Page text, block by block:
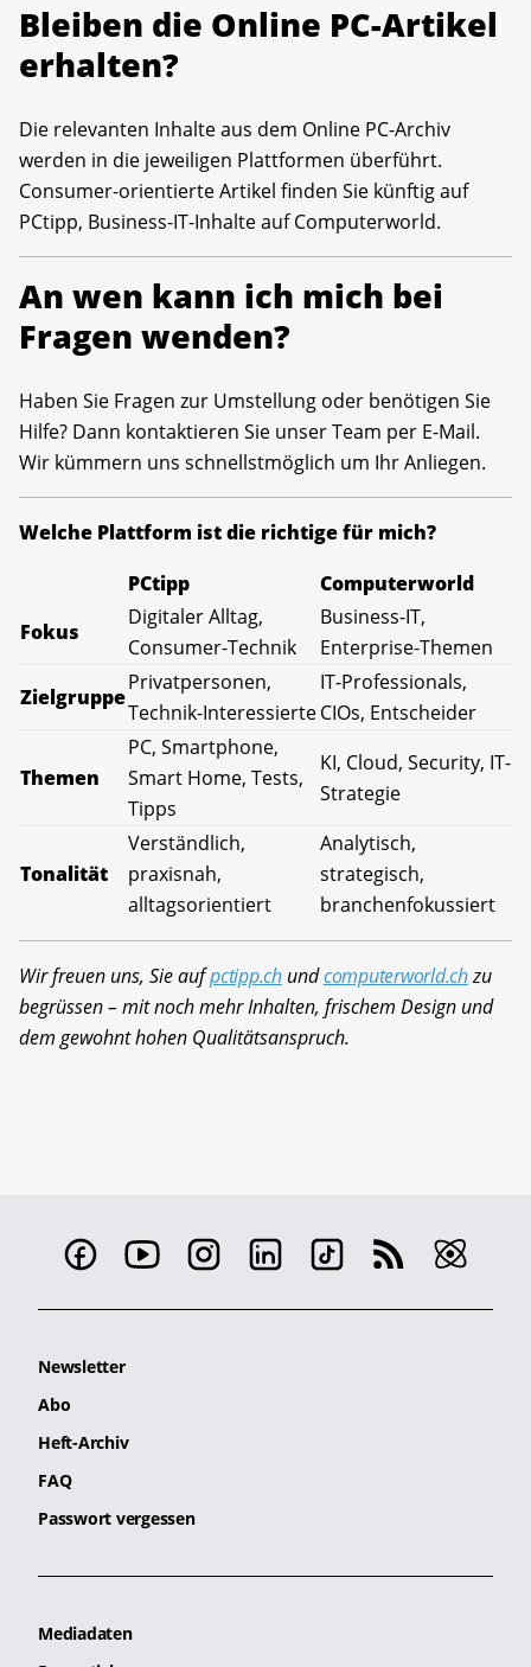
Bleiben die Online PC-Artikel
erhalten?
Die relevanten Inhalte aus dem Online PC-Archiv
werden in die jeweiligen Plattformen überführt.
Consumer-orientierte Artikel finden Sie künftig auf
PCtipp, Business-IT-Inhalte auf Computerworld.
An wen kann ich mich bei
Fragen wenden?
Haben Sie Fragen zur Umstellung oder benötigen Sie
Hilfe? Dann kontaktieren Sie unser Team per E-Mail.
Wir kümmern uns schnellstmöglich um Ihr Anliegen.
Welche Plattform ist die richtige für mich?
PCtipp
Computerworld
Fokus
Digitaler Alltag,
Consumer-Technik
Business-IT,
Enterprise-Themen
Zielgruppe
Privatpersonen,
Technik-Interessierte
IT-Professionals,
CIOs, Entscheider
Themen
PC, Smartphone,
Smart Home, Tests,
Tipps
KI, Cloud, Security, IT-
Strategie
Tonalität
Verständlich,
praxisnah,
alltagsorientiert
Analytisch,
strategisch,
branchenfokussiert
Wir freuen uns, Sie aufpctipp.chundcomputerworld.chzu
begrüssen – mit noch mehr Inhalten, frischem Design und
dem gewohnt hohen Qualitätsanspruch.
Newsletter
Abo
Heft-Archiv
FAQ
Passwort vergessen
Mediadaten